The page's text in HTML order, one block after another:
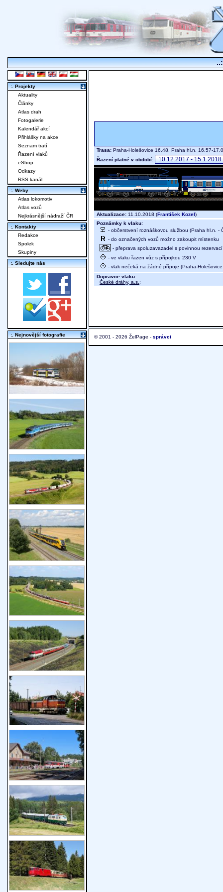
Trasa: Praha-Holešovice 16.48, Praha hl.n. 16.57-
Řazení platné v období:
Aktualizace: 11.10.2018 (František Kozel)
Poznámky k vlaku:
- občerstvení roznáškovou službou (Praha hl.n. -
- do označených vozů možno zakoupit místenku
- přeprava spoluzavazadel s povinnou
- ve vlaku řazen vůz s přípojkou 230 V
- vlak nečeká na žádné přípoje (Praha-
Dopravce vlaku:
České dráhy, a.s. ;
© 2001 - 2026 ŽelPage - správci
:. Projekty
Aktuality
Články
Atlas drah
Fotogalerie
Kalendář akcí
Přihlášky na akce
Seznam tratí
Řazení vlaků
eShop
Odkazy
RSS kanál
:. Weby
Atlas lokomotiv
Atlas vozů
Nejkrásnější nádraží ČR
:. Kontakty
Redakce
Spolek
Skupiny
:. Sledujte nás
:. Nejnovější fotografie